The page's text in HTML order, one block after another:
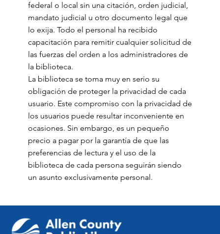
federal o local sin una citación, orden judicial,
mandato judicial u otro documento legal que
lo exija. Todo el personal ha recibido
capacitación para remitir cualquier solicitud de
las fuerzas del orden a los administradores de
la biblioteca.
La biblioteca se toma muy en serio su
obligación de proteger la privacidad de cada
usuario. Este compromiso con la privacidad de
los usuarios puede resultar inconveniente en
ocasiones. Sin embargo, es un pequeño
precio a pagar por la garantía de que las
preferencias de lectura y el uso de la
biblioteca de cada persona seguirán siendo
un asunto exclusivamente personal.